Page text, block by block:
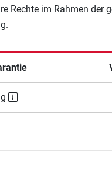
Rechte im Rahmen der